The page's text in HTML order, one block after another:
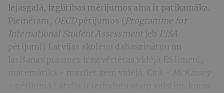
lejasgalā, izglītības mērījumos aina ir patīkamāka.
Piemēram, OECDpētījumos ( Programme for
International Student Assessmentjeb PISA
pētījumi) Latvijas skolēnu dabaszinātņu un
lasīšanas prasmes ir novērtētas vidējā ES līmenī,